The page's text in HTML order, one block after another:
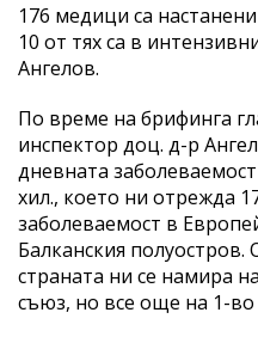
176 медици са
10 от тях са в
Ангелов.
По време на брифинга
инспектор доц. д-р
дневната
хил., което ни отрежда
заболеваемост в
Балканския
страната ни се намира
съюз, но все още на 1-во